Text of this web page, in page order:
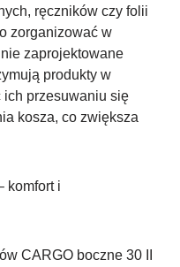
ręczników czy folii
zorganizować w
zaprojektowane
produkty w
przesuwaniu się
kosza, co zwiększa
komfort i
CARGO boczne 30 II